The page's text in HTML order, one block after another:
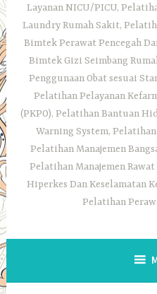
Layanan NICU/PICU,
Laundry Rumah Sakit,
Bimtek Perawat Pencegah
Bimtek Gizi Seimbang
Penggunaan Obat sesuai
Pelatihan Pelayanan
(PKPO), Pelatihan Bantuan
Warning System,
Pelatihan Manajemen
Pelatihan Manajemen
Hiperkes Dan Keselamatan
Pelatihan